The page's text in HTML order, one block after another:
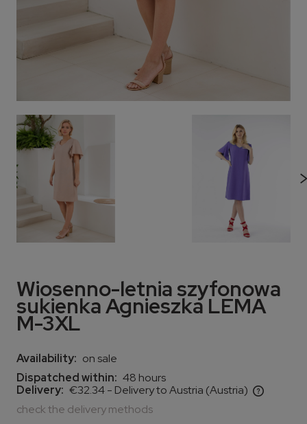
Wiosenno-letnia szyfonowa
sukienka Agnieszka LEMA
M-3XL
Availability: on sale
Dispatched within: 48 hours
Delivery: €32.34- Delivery to Austria (Austria)
The price does not include any possible payment costs
check the delivery methods